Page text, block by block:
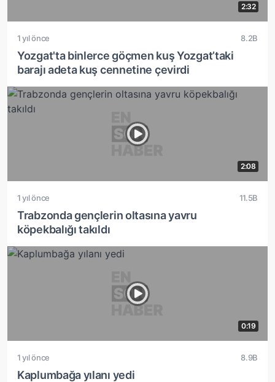
2:32
1 yıl önce 8.2B
Yozgat'ta binlerce göçmen kuş Yozgat’taki
barajı adeta kuş cennetine çevirdi
2:08
1 yıl önce 11.5B
Trabzonda gençlerin oltasına yavru
köpekbalığı takıldı
0:19
1 yıl önce 8.9B
Kaplumbağa yılanı yedi